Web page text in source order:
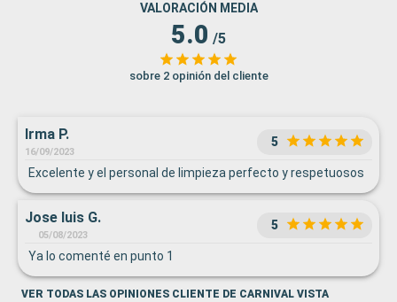
VALORACIÓN MEDIA
5.0 /5
sobre 2 opinión del cliente
Irma P.
16/09/2023
5
Excelente y el personal de limpieza perfecto y respetuosos
Jose luis G.
05/08/2023
5
Ya lo comenté en punto 1
VER TODAS LAS OPINIONES CLIENTE DE CARNIVAL VISTA